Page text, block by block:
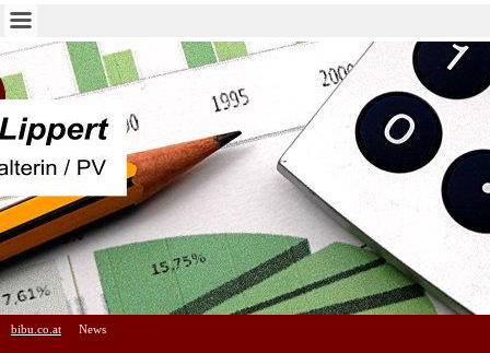
bibu.co.at News